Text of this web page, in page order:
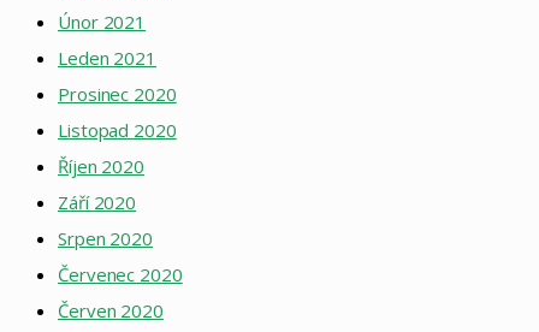
Únor 2021
Leden 2021
Prosinec 2020
Listopad 2020
Říjen 2020
Září 2020
Srpen 2020
Červenec 2020
Červen 2020